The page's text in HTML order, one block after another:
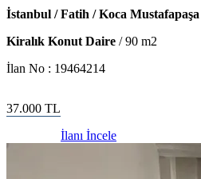
İstanbul / Fatih / Koca
Kiralık Konut Daire /90 m2
İlan No : 19464214
37.000 TL
İlanı İncele